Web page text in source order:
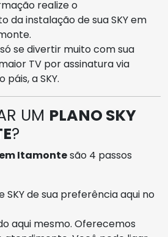
realize o
da instalação de sua SKY em
se divertir muito com sua
TV por assinatura via
a SKY.
UM PLANO SKY
?
Itamontesão 4 passos
SKY de sua preferência aqui no
aqui mesmo. Oferecemos